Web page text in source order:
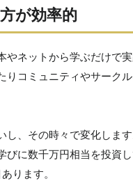
が効率的
ネットから学ぶだけで
コミュニティやサーク
し、その時々で変化しま
に数千万円相当を投資
ります。